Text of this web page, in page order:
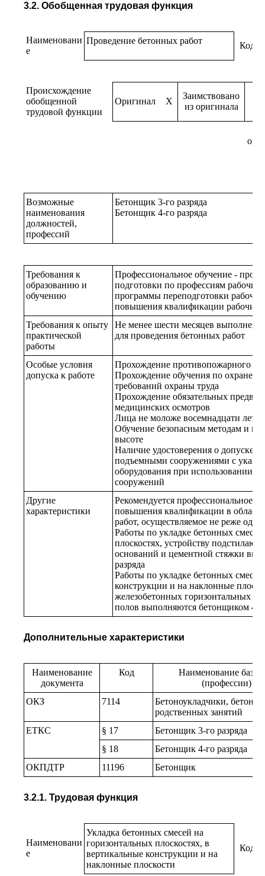
3.2. Обобщенная трудовая функция
Наименовани
е
Проведение бетонных работ Код
Происхождение
обобщенной
трудовой функции
Оригинал X
Заимствовано
из оригинала
Возможные
наименования
должностей,
профессий
Бетонщик 3-го разряда
Бетонщик 4-го разряда
Требования к
образованию и
обучению
Профессиональное обучение -
подготовки по профессиям
программы переподготовки
повышения квалификации
Требования к опыту
практической
работы
Не менее шести месяцев
для проведения бетонных работ
Особые условия
допуска к работе
Прохождение противопожарного
Прохождение обучения по охране
требований охраны труда
Прохождение обязательных
медицинских осмотров
Лица не моложе восемнадцати лет
Обучение безопасным методам и
высоте
Наличие удостоверения о допуске к
подъемными сооружениями с
оборудования при использовании
сооружений
Другие
характеристики
Рекомендуется профессиональное
повышения квалификации в
работ, осуществляемое не реже
Работы по укладке бетонных
плоскостях, устройству
оснований и цементной стяжки
разряда
Работы по укладке бетонных
конструкции и на наклонные
железобетонных горизонтальных
полов выполняются бетонщиком 4-
Дополнительные характеристики
Наименование
документа
Код
Наименование
(профессии)
ОКЗ
7114
Бетоноукладчики,
родственных занятий
ЕТКС
§ 17
Бетонщик 3-го разряда
§ 18
Бетонщик 4-го разряда
ОКПДТР
11196 Бетонщик
3.2.1. Трудовая функция
Наименовани
е
Укладка бетонных смесей на
горизонтальных плоскостях, в
вертикальные конструкции и на
наклонные плоскости
Код